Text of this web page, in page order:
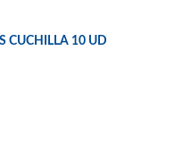
CUCHILLA 10 UD